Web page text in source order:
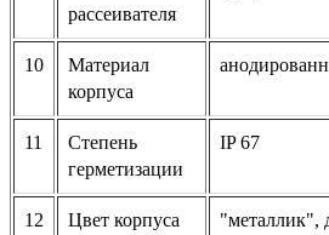
рассеивателя
10
Материал
корпуса
11
Степень
герметизации
IP 67
12 Цвет корпуса "металлик",